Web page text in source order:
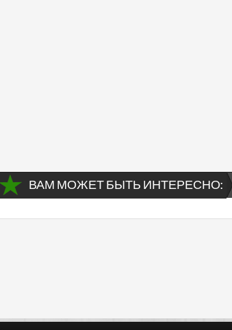
ВАМ МОЖЕТ БЫТЬ ИНТЕРЕСНО: